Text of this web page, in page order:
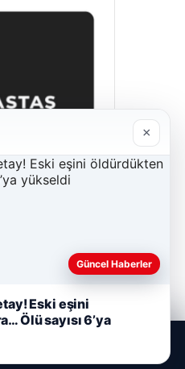
×
Güncel Haberler
Eski eşini
Ölü sayısı 6’ya